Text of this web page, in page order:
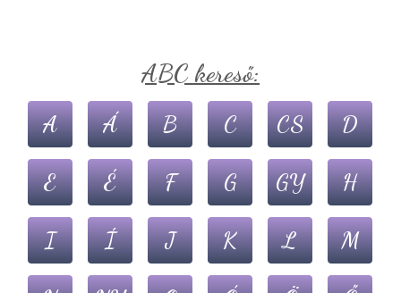
ABC kereső:
A Á B C CS D
E É F G GY H
I Í J K L M